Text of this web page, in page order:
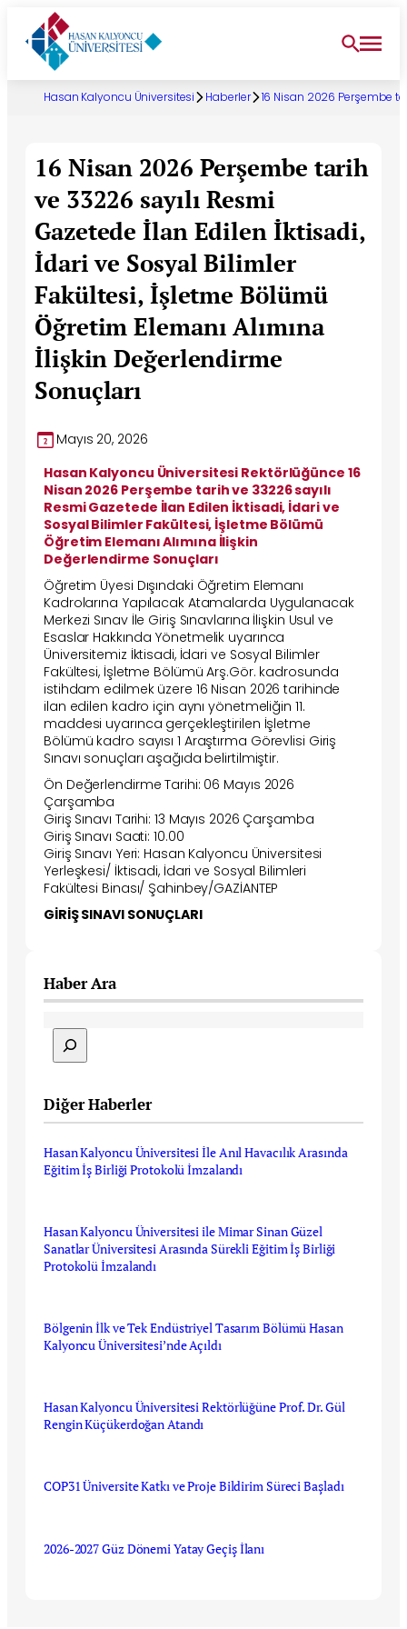
Hasan Kalyoncu Üniversitesi Haberler 16 Nisan 2026 Perşembe
16 Nisan 2026 Perşembe tarih
ve 33226 sayılı Resmi
Gazetede İlan Edilen İktisadi,
İdari ve Sosyal Bilimler
Fakültesi, İşletme Bölümü
Öğretim Elemanı Alımına
İlişkin Değerlendirme
Sonuçları
Mayıs 20, 2026
Hasan Kalyoncu Üniversitesi Rektörlüğünce 16
Nisan 2026 Perşembe tarih ve 33226 sayılı
Resmi Gazetede İlan Edilen İktisadi, İdari ve
Sosyal Bilimler Fakültesi, İşletme Bölümü
Öğretim Elemanı Alımına İlişkin
Değerlendirme Sonuçları
Öğretim Üyesi Dışındaki Öğretim Elemanı
Kadrolarına Yapılacak Atamalarda Uygulanacak
Merkezi Sınav İle Giriş Sınavlarına İlişkin Usul ve
Esaslar Hakkında Yönetmelik uyarınca
Üniversitemiz İktisadi, İdari ve Sosyal Bilimler
Fakültesi, İşletme Bölümü Arş.Gör. kadrosunda
istihdam edilmek üzere 16 Nisan 2026 tarihinde
ilan edilen kadro için aynı yönetmeliğin 11.
maddesi uyarınca gerçekleştirilen İşletme
Bölümü kadro sayısı 1 Araştırma Görevlisi Giriş
Sınavı sonuçları aşağıda belirtilmiştir.
Ön Değerlendirme Tarihi: 06 Mayıs 2026
Çarşamba
Giriş Sınavı Tarihi: 13 Mayıs 2026 Çarşamba
Giriş Sınavı Saati: 10.00
Giriş Sınavı Yeri: Hasan Kalyoncu Üniversitesi
Yerleşkesi/ İktisadi, İdari ve Sosyal Bilimleri
Fakültesi Binası/ Şahinbey/GAZİANTEP
GİRİŞ SINAVI SONUÇLARI
Haber Ara
h
Diğer Haberler
Hasan Kalyoncu Üniversitesi İle Anıl Havacılık Arasında
Eğitim İş Birliği Protokolü İmzalandı
Hasan Kalyoncu Üniversitesi ile Mimar Sinan Güzel
Sanatlar Üniversitesi Arasında Sürekli Eğitim İş Birliği
Protokolü İmzalandı
Bölgenin İlk ve Tek Endüstriyel Tasarım Bölümü Hasan
Kalyoncu Üniversitesi’nde Açıldı
Hasan Kalyoncu Üniversitesi Rektörlüğüne Prof. Dr. Gül
Rengin Küçükerdoğan Atandı
COP31 Üniversite Katkı ve Proje Bildirim Süreci Başladı
2026-2027 Güz Dönemi Yatay Geçiş İlanı